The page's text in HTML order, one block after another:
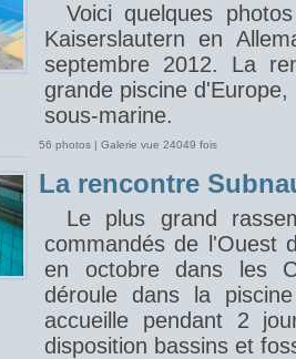
Voici quelques
Kaiserslautern en
septembre 2012. La
grande piscine
sous-marine.
56 photos | Galerie vue 24049 fois
La rencontre
Le plus grand
commandés de l'Ouest
en octobre dans les
déroule dans la
accueille pendant 2
disposition bassins et